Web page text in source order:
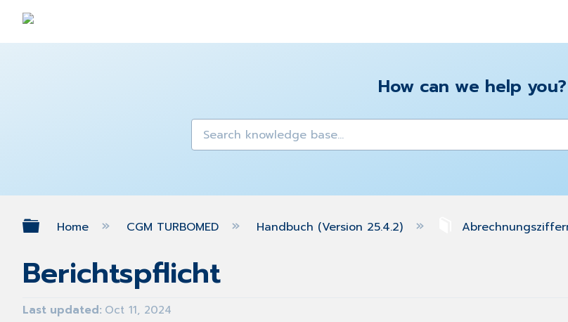
How can we help you?
Expand/collapse global hierarchy
Home CGM TURBOMED Handbuch (Version 25.4.2)
Berichtspflicht
Last updated Oct 11, 2024